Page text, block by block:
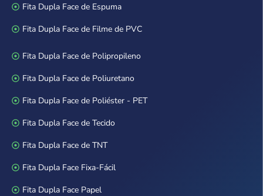
Fita Dupla Face de Espuma
Fita Dupla Face de Filme de PVC
Fita Dupla Face de Polipropileno
Fita Dupla Face de Poliuretano
Fita Dupla Face de Poliéster - PET
Fita Dupla Face de Tecido
Fita Dupla Face de TNT
Fita Dupla Face Fixa-Fácil
Fita Dupla Face Papel